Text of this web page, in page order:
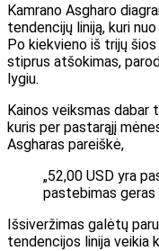
Kamrano Asgharo
tendencijų liniją, kuri
Po kiekvieno iš trijų
stiprus atšokimas,
lygiu.
Kainos veiksmas dabar
kuris per pastarąjį
Asgharas pareiškė,
„52,00 USD yra
pastebimas geras
Išsiveržimas galėtų
tendencijos linija veikia